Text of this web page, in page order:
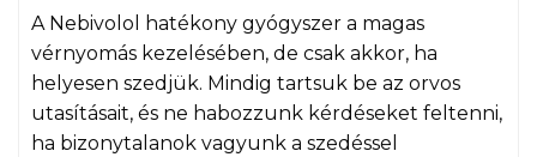
A Nebivolol hatékony gyógyszer a magas
vérnyomás kezelésében, de csak akkor, ha
helyesen szedjük. Mindig tartsuk be az orvos
utasításait, és ne habozzunk kérdéseket feltenni,
ha bizonytalanok vagyunk a szedéssel